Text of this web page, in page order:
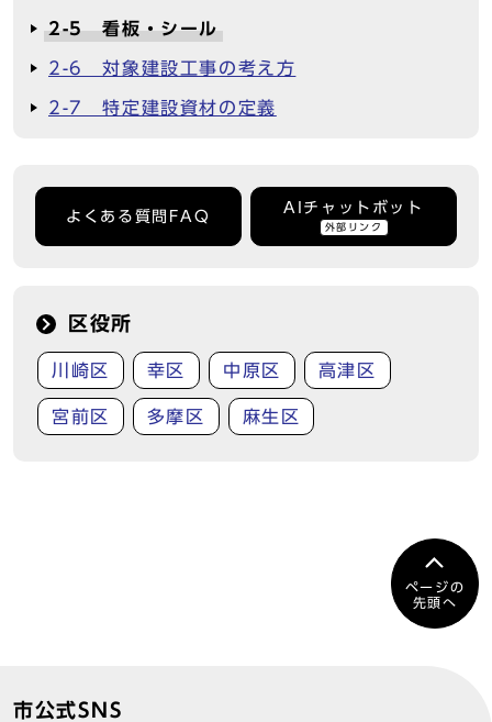
2-5 看板・シール
2-6 対象建設工事の考え方
2-7 特定建設資材の定義
よくある質問FAQ
AIチャットボット
外部リンク
区役所
川崎区 幸区 中原区 高津区
宮前区 多摩区 麻生区
ページの
先頭へ
市公式SNS